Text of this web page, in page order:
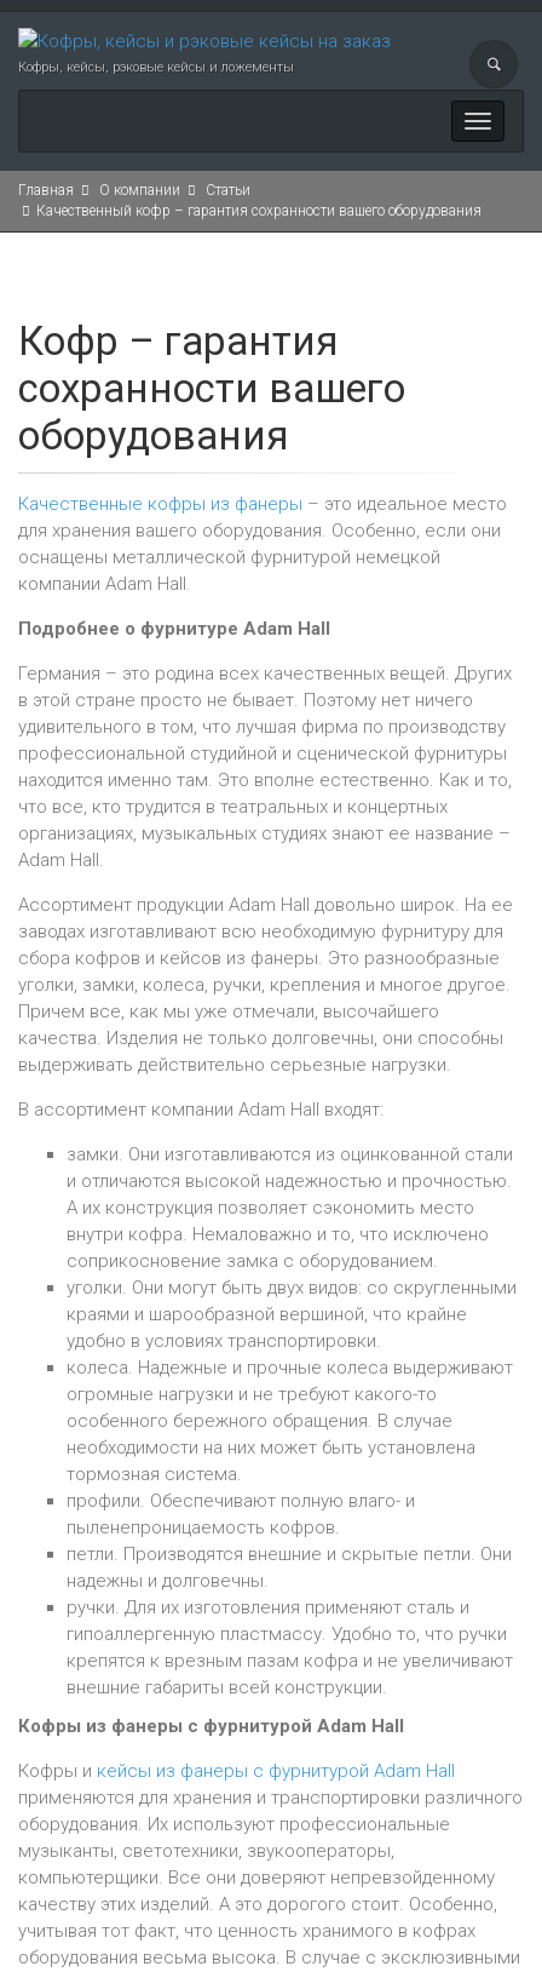
Кофры, кейсы, рэковые кейсы и ложементы
Меню
Главная О компании
Статьи
Качественный кофр – гарантия сохранности вашего оборудования
Кофр – гарантия
сохранности вашего
оборудования
Качественные кофры из фанеры – это идеальное место
для хранения вашего оборудования. Особенно, если они
оснащены металлической фурнитурой немецкой
компании Adam Hall.
Подробнее о фурнитуре Adam Hall
Германия – это родина всех качественных вещей. Других
в этой стране просто не бывает. Поэтому нет ничего
удивительного в том, что лучшая фирма по производству
профессиональной студийной и сценической фурнитуры
находится именно там. Это вполне естественно. Как и то,
что все, кто трудится в театральных и концертных
организациях, музыкальных студиях знают ее название –
Adam Hall.
Ассортимент продукции Adam Hall довольно широк. На ее
заводах изготавливают всю необходимую фурнитуру для
сбора кофров и кейсов из фанеры. Это разнообразные
уголки, замки, колеса, ручки, крепления и многое другое.
Причем все, как мы уже отмечали, высочайшего
качества. Изделия не только долговечны, они способны
выдерживать действительно серьезные нагрузки.
В ассортимент компании Adam Hall входят:
замки. Они изготавливаются из оцинкованной стали
и отличаются высокой надежностью и прочностью.
А их конструкция позволяет сэкономить место
внутри кофра. Немаловажно и то, что исключено
соприкосновение замка с оборудованием.
уголки. Они могут быть двух видов: со скругленными
краями и шарообразной вершиной, что крайне
удобно в условиях транспортировки.
колеса. Надежные и прочные колеса выдерживают
огромные нагрузки и не требуют какого-то
особенного бережного обращения. В случае
необходимости на них может быть установлена
тормозная система.
профили. Обеспечивают полную влаго- и
пыленепроницаемость кофров.
петли. Производятся внешние и скрытые петли. Они
надежны и долговечны.
ручки. Для их изготовления применяют сталь и
гипоаллергенную пластмассу. Удобно то, что ручки
крепятся к врезным пазам кофра и не увеличивают
внешние габариты всей конструкции.
Кофры из фанеры с фурнитурой Adam Hall
Кофры и кейсы из фанеры с фурнитурой Adam Hall
применяются для хранения и транспортировки различного
оборудования. Их используют профессиональные
музыканты, светотехники, звукооператоры,
компьютерщики. Все они доверяют непревзойденному
качеству этих изделий. А это дорогого стоит. Особенно,
учитывая тот факт, что ценность хранимого в кофрах
оборудования весьма высока. В случае с эксклюзивными